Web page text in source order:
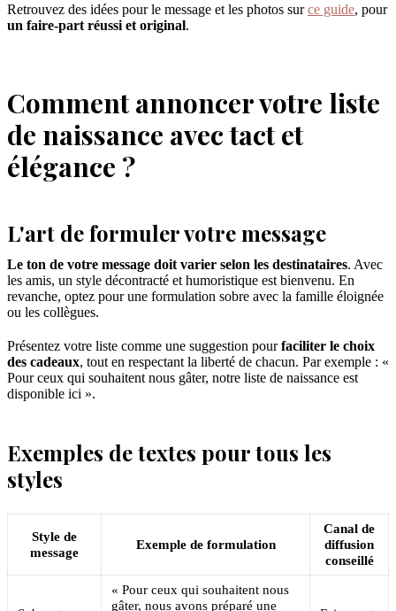
Retrouvez des idées pour le message et les photos surce guide, pour
un faire-part réussi et original.
Comment annoncer votre liste
de naissance avec tact et
élégance ?
L'art de formuler votre message
Le ton de votre message doit varier selon les destinataires. Avec
les amis, un style décontracté et humoristique est bienvenu. En
revanche, optez pour une formulation sobre avec la famille éloignée
ou les collègues.
Présentez votre liste comme une suggestion pourfaciliter le choix
des cadeaux, tout en respectant la liberté de chacun. Par exemple : «
Pour ceux qui souhaitent nous gâter, notre liste de naissance est
disponible ici ».
Exemples de textes pour tous les
styles
Style de
message
Exemple de formulation
Canal de
diffusion
conseillé
« Pour ceux qui souhaitent nous
gâter, nous avons préparé une